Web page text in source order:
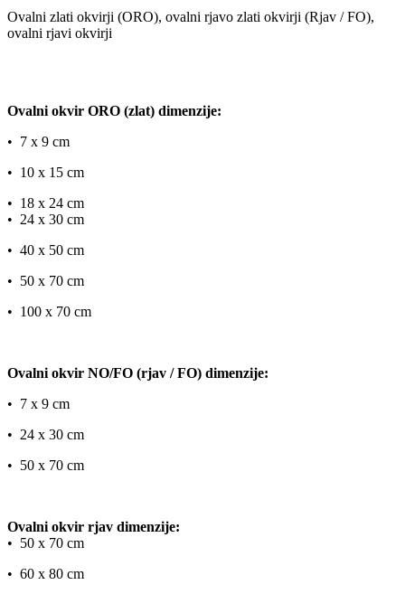
Ovalni zlati okvirji (ORO), ovalni rjavo zlati okvirji (Rjav / FO),
ovalni rjavi okvirji
Ovalni okvir ORO (zlat) dimenzije:
​• 7 x 9 cm
​• 10 x 15 cm
​• 18 x 24 cm
​• 24 x 30 cm
​• 40 x 50 cm
​• 50 x 70 cm
​• 100 x 70 cm
Ovalni okvir NO/FO (rjav / FO) dimenzije:
​• 7 x 9 cm
​• 24 x 30 cm
​• 50 x 70 cm
Ovalni okvir rjav dimenzije:
​• 50 x 70 cm
​• 60 x 80 cm